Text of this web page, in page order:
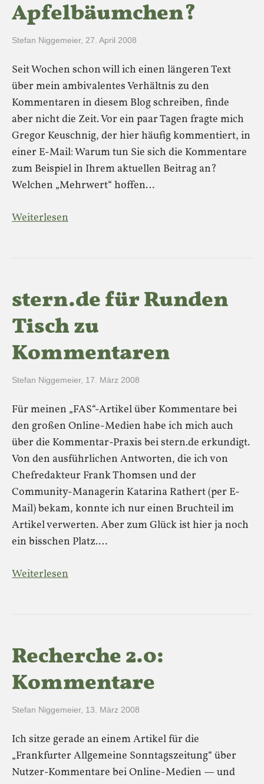
Apfelbäumchen?
Stefan Niggemeier, 27. April 2008
Seit Wochen schon will ich einen längeren Text
über mein ambivalentes Verhältnis zu den
Kommentaren in diesem Blog schreiben, finde
aber nicht die Zeit. Vor ein paar Tagen fragte mich
Gregor Keuschnig, der hier häufig kommentiert, in
einer E-Mail: Warum tun Sie sich die Kommentare
zum Beispiel in Ihrem aktuellen Beitrag an?
Welchen „Mehrwert“ hoffen…
Weiterlesen
stern.de für Runden
Tisch zu
Kommentaren
Stefan Niggemeier, 17. März 2008
Für meinen „FAS“-Artikel über Kommentare bei
den großen Online-Medien habe ich mich auch
über die Kommentar-Praxis bei stern.de erkundigt.
Von den ausführlichen Antworten, die ich von
Chefredakteur Frank Thomsen und der
Community-Managerin Katarina Rathert (per E-
Mail) bekam, konnte ich nur einen Bruchteil im
Artikel verwerten. Aber zum Glück ist hier ja noch
ein bisschen Platz.…
Weiterlesen
Recherche 2.0:
Kommentare
Stefan Niggemeier, 13. März 2008
Ich sitze gerade an einem Artikel für die
„Frankfurter Allgemeine Sonntagszeitung“ über
Nutzer-Kommentare bei Online-Medien — und